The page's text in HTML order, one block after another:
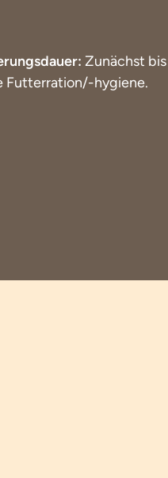
Zunächst
Futterration/-hygiene.